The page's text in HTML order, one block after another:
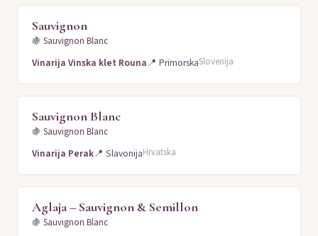
Sauvignon
🍇 Sauvignon Blanc
Vinarija Vinska klet Rouna📍 PrimorskaSlovenija
Sauvignon Blanc
🍇 Sauvignon Blanc
Vinarija Perak📍 SlavonijaHrvatska
Aglaja – Sauvignon & Semillon
🍇 Sauvignon Blanc